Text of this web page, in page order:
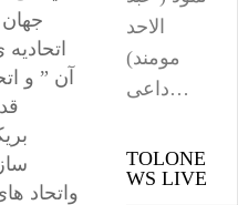
آن ” و
واتحاد
الاحد
مومند)
داعی…
TOLONE
WS LIVE